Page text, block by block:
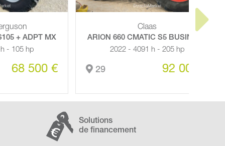
hp
000 €
Claas
AXION 870 CMATIC S5 BUSINESS
2022 - 4647 h
29 115 000 €
Solutions
de financement